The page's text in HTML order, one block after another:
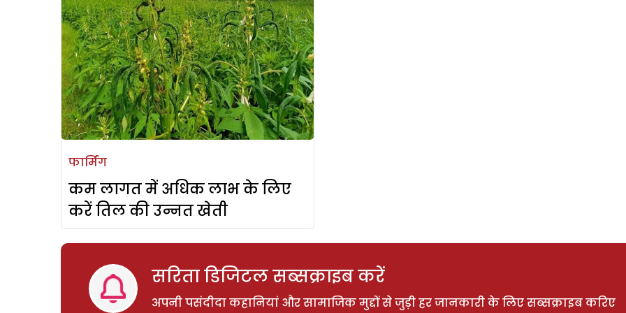
फार्मिंग
कम लागत में अधिक लाभ के लिए
करें तिल की उन्नत खेती
सरिता डिजिटल सब्सक्राइब करें
अपनी पसंदीदा कहानियां और सामाजिक मुद्दों से जुड़ी हर जानकारी के लिए सब्सक्राइब करिए